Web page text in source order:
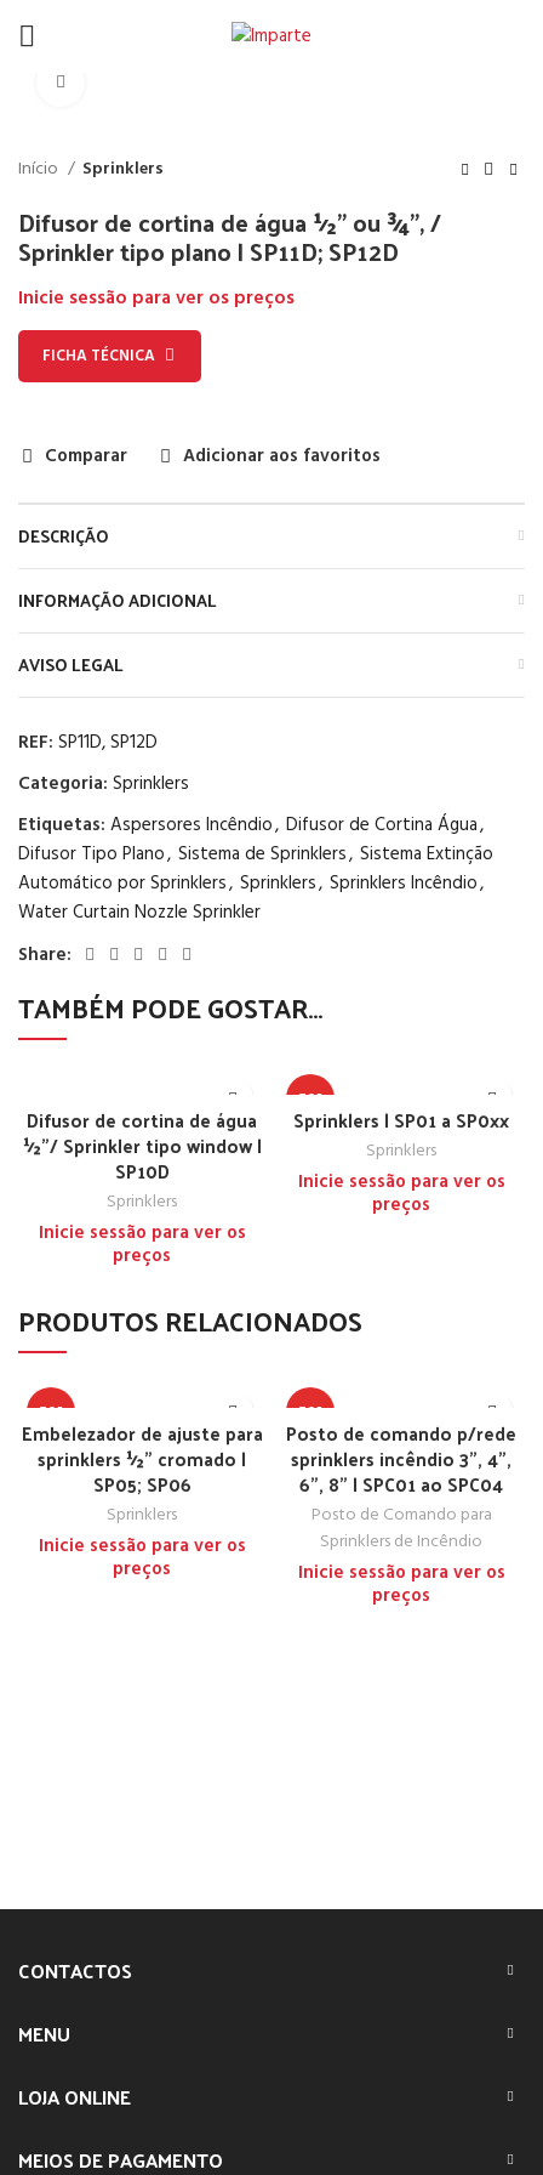
Início Sprinklers
Difusor de cortina de água ½” ou ¾”, /
Sprinkler tipo plano | SP11D; SP12D
Inicie sessão para ver os preços
FICHA TÉCNICA
Comparar Adicionar aos favoritos
DESCRIÇÃO
INFORMAÇÃO ADICIONAL
AVISO LEGAL
REF: SP11D, SP12D
Categoria: Sprinklers
Etiquetas: Aspersores Incêndio, Difusor de Cortina Água,
Difusor Tipo Plano, Sistema de Sprinklers, Sistema Extinção
Automático por Sprinklers, Sprinklers, Sprinklers Incêndio,
Water Curtain Nozzle Sprinkler
Share:
TAMBÉM PODE GOSTAR…
Difusor de cortina de água
½”/ Sprinkler tipo window |
SP10D
Sprinklers
Inicie sessão para ver os
preços
TOP
Sprinklers | SP01 a SP0xx
Sprinklers
Inicie sessão para ver os
preços
PRODUTOS RELACIONADOS
TOP
Embelezador de ajuste para
sprinklers ½” cromado |
SP05; SP06
Sprinklers
Inicie sessão para ver os
preços
TOP
Posto de comando p/rede
sprinklers incêndio 3”, 4”,
6”, 8” | SPC01 ao SPC04
Posto de Comando para
Sprinklers de Incêndio
Inicie sessão para ver os
preços
CONTACTOS
MENU
LOJA ONLINE
MEIOS DE PAGAMENTO